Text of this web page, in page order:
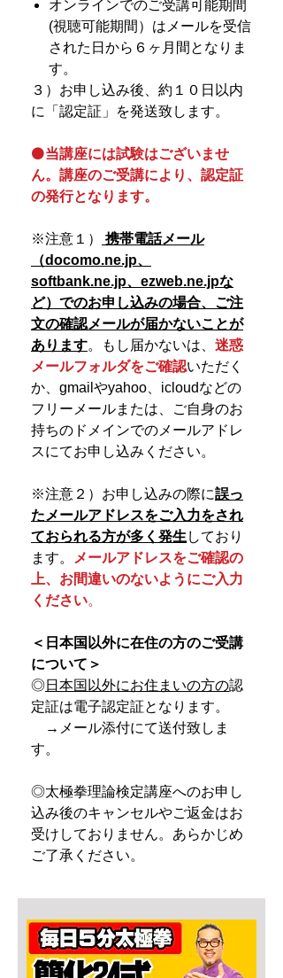
オンラインでのご受講可能期間
(視聴可能期間）はメールを受信
された日から６ヶ月間となりま
す。
３）お申し込み後、約１０日以内
に「認定証」を発送致します。
⚫️当講座には試験はございませ
ん。講座のご受講により、認定証
の発行となります。
※注意１）
携帯電話メール
（docomo.ne.jp、
softbank.ne.jp、ezweb.ne.jpな
ど）でのお申し込みの場合、 ご注
文の確認メールが届かないことが
あります。もし届かないは、 迷惑
メールフォルダをご確認いただく
か、gmailやyahoo、icloudなどの
フリーメールまたは、ご自身のお
持ちのドメインでのメールアドレ
スにてお申し込みください。
※注意２）お申し込みの際に誤っ
たメールアドレスをご入力をされ
ておられる方が多く発生 しており
ます。
メールアドレスをご確認の
上、お間違いのないようにご入力
ください。
＜日本国以外に在住の方のご受講
について＞
◎日本国以外にお住まいの方の認
定証は電子認定証となります。
→メール添付にて送付致しま
す。
◎太極拳理論検定講座へのお申し
込み後のキャンセルやご返金はお
受けしておりません。あらかじめ
ご了承ください。